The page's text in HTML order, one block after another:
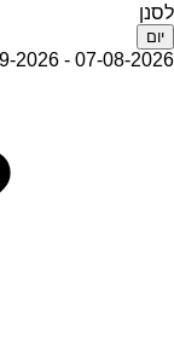
לסנן
יום
07-08-2026 - 07-09-2026